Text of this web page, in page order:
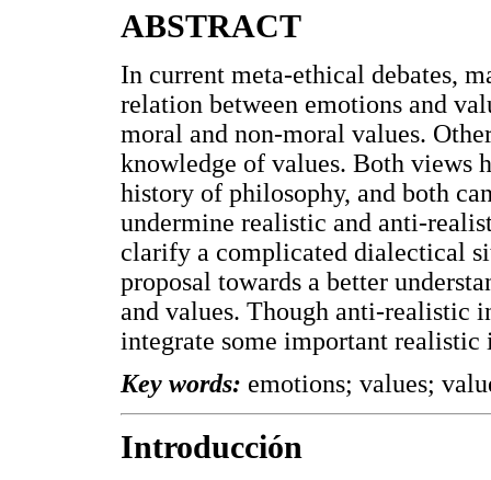
ABSTRACT
In current meta-ethical debates,
relation between emotions and
moral and non-moral values.
knowledge of values. Both views
history of philosophy, and both
undermine realistic and anti-
clarify a complicated dialectical
proposal towards a better
and values. Though anti-realistic
integrate some important
Key words: emotions; values;
Introducción